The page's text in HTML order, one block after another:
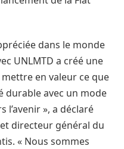
dans le monde
UNLMTD a créé une
en valeur ce que
durable avec un mode
l’avenir », a déclaré
et directeur général du
« Nous sommes